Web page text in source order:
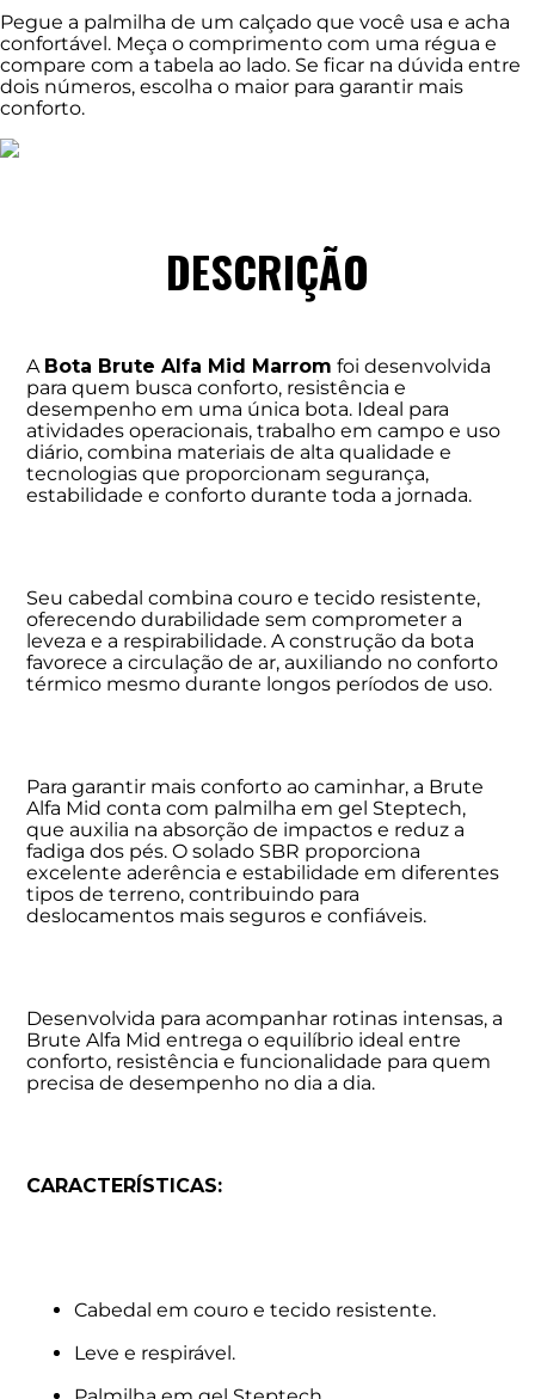
Pegue a palmilha de um calçado que você usa e acha
confortável. Meça o comprimento com uma régua e
compare com a tabela ao lado. Se ficar na dúvida entre
dois números, escolha o maior para garantir mais
conforto.
DESCRIÇÃO
A Bota Brute Alfa Mid Marrom foi desenvolvida
para quem busca conforto, resistência e
desempenho em uma única bota. Ideal para
atividades operacionais, trabalho em campo e uso
diário, combina materiais de alta qualidade e
tecnologias que proporcionam segurança,
estabilidade e conforto durante toda a jornada.
Seu cabedal combina couro e tecido resistente,
oferecendo durabilidade sem comprometer a
leveza e a respirabilidade. A construção da bota
favorece a circulação de ar, auxiliando no conforto
térmico mesmo durante longos períodos de uso.
Para garantir mais conforto ao caminhar, a Brute
Alfa Mid conta com palmilha em gel Steptech,
que auxilia na absorção de impactos e reduz a
fadiga dos pés. O solado SBR proporciona
excelente aderência e estabilidade em diferentes
tipos de terreno, contribuindo para
deslocamentos mais seguros e confiáveis.
Desenvolvida para acompanhar rotinas intensas, a
Brute Alfa Mid entrega o equilíbrio ideal entre
conforto, resistência e funcionalidade para quem
precisa de desempenho no dia a dia.
CARACTERÍSTICAS:
Cabedal em couro e tecido resistente.
Leve e respirável.